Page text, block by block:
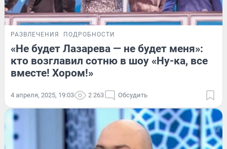
РАЗВЛЕЧЕНИЯ ПОДРОБНОСТИ
«Не будет Лазарева — не будет меня»:
кто возглавил сотню в шоу «Ну-ка, все
вместе! Хором!»
4 апреля, 2025, 19:03 2 263 Обсудить